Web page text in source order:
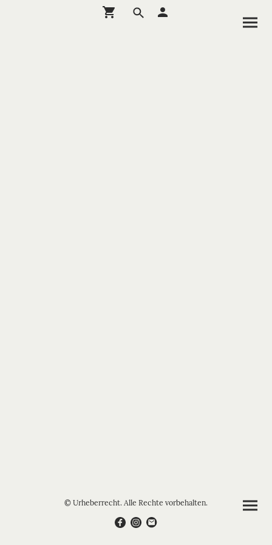
© Urheberrecht. Alle Rechte vorbehalten.